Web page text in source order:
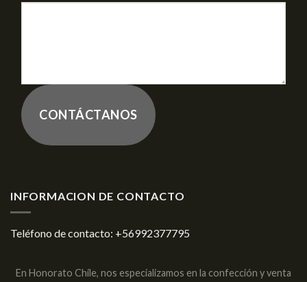
CONTÁCTANOS
INFORMACION DE CONTACTO
Teléfono de contacto: +56992377795
En Honorato Chile, nos especializamos en la confección y venta